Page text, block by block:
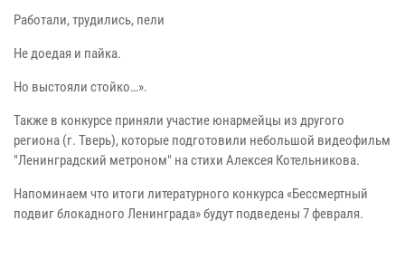
Работали, трудились, пели
Не доедая и пайка.
Но выстояли стойко…».
Также в конкурсе приняли участие юнармейцы из другого
региона (г. Тверь), которые подготовили небольшой видеофильм
"Ленинградский метроном" на стихи Алексея Котельникова.
Напоминаем что итоги литературного конкурса «Бессмертный
подвиг блокадного Ленинграда» будут подведены 7 февраля.